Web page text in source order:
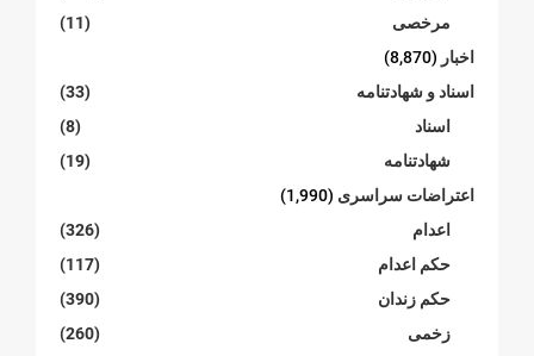
مرخصی
(11)
اخبار (8,870)
اسناد و شهادتنامە
(33)
اسناد
(8)
شهادتنامە
(19)
اعتراضات سراسری (1,990)
اعدام
(326)
حکم اعدام
(117)
حکم زندان
(390)
زخمی
(260)